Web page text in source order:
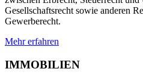
Gesellschaftsrecht sowie anderen
Gewerberecht.
Mehr erfahren
IMMOBILIEN